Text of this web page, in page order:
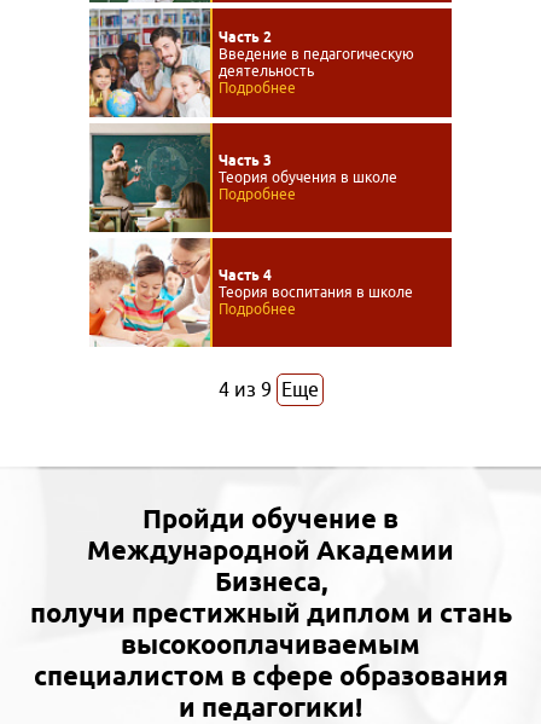
Часть 2
Введение в педагогическую
деятельность
Подробнее
Часть 3
Теория обучения в школе
Подробнее
Часть 4
Теория воспитания в школе
Подробнее
4из 9 Еще
Пройди обучение в
Международной Академии
Бизнеса,
получи престижный диплом и стань
высокооплачиваемым
специалистом в сфере образования
и педагогики!